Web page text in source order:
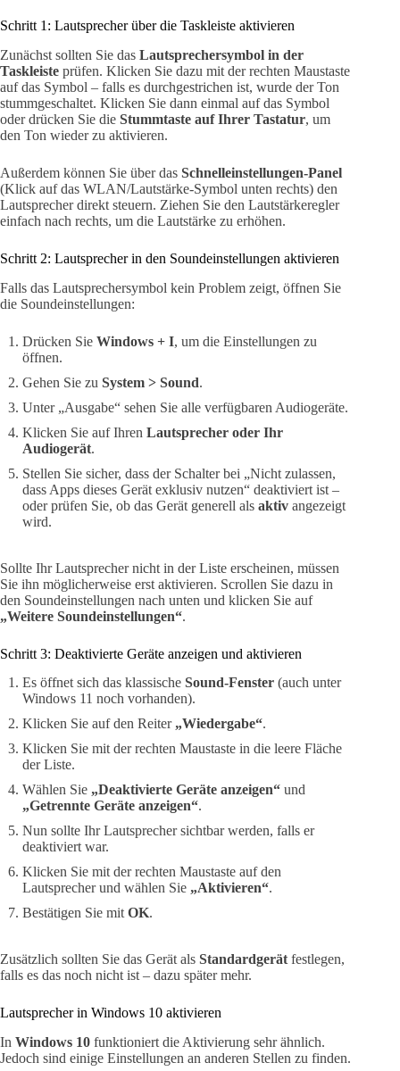
Schritt 1: Lautsprecher über die Taskleiste aktivieren
Zunächst sollten Sie das Lautsprechersymbol in der
Taskleiste prüfen. Klicken Sie dazu mit der rechten Maustaste
auf das Symbol – falls es durchgestrichen ist, wurde der Ton
stummgeschaltet. Klicken Sie dann einmal auf das Symbol
oder drücken Sie die Stummtaste auf Ihrer Tastatur, um
den Ton wieder zu aktivieren.
Außerdem können Sie über das Schnelleinstellungen-Panel
(Klick auf das WLAN/Lautstärke-Symbol unten rechts) den
Lautsprecher direkt steuern. Ziehen Sie den Lautstärkeregler
einfach nach rechts, um die Lautstärke zu erhöhen.
Schritt 2: Lautsprecher in den Soundeinstellungen aktivieren
Falls das Lautsprechersymbol kein Problem zeigt, öffnen Sie
die Soundeinstellungen:
Drücken Sie Windows + I, um die Einstellungen zu
öffnen.
Gehen Sie zu System > Sound.
Unter „Ausgabe“ sehen Sie alle verfügbaren Audiogeräte.
Klicken Sie auf Ihren Lautsprecher oder Ihr
Audiogerät.
Stellen Sie sicher, dass der Schalter bei „Nicht zulassen,
dass Apps dieses Gerät exklusiv nutzen“ deaktiviert ist –
oder prüfen Sie, ob das Gerät generell als aktiv angezeigt
wird.
Sollte Ihr Lautsprecher nicht in der Liste erscheinen, müssen
Sie ihn möglicherweise erst aktivieren. Scrollen Sie dazu in
den Soundeinstellungen nach unten und klicken Sie auf
„Weitere Soundeinstellungen“.
Schritt 3: Deaktivierte Geräte anzeigen und aktivieren
Es öffnet sich das klassische Sound-Fenster (auch unter
Windows 11 noch vorhanden).
Klicken Sie auf den Reiter „Wiedergabe“.
Klicken Sie mit der rechten Maustaste in die leere Fläche
der Liste.
Wählen Sie „Deaktivierte Geräte anzeigen“ und
„Getrennte Geräte anzeigen“.
Nun sollte Ihr Lautsprecher sichtbar werden, falls er
deaktiviert war.
Klicken Sie mit der rechten Maustaste auf den
Lautsprecher und wählen Sie „Aktivieren“.
Bestätigen Sie mit OK.
Zusätzlich sollten Sie das Gerät als Standardgerät festlegen,
falls es das noch nicht ist – dazu später mehr.
Lautsprecher in Windows 10 aktivieren
In Windows 10 funktioniert die Aktivierung sehr ähnlich.
Jedoch sind einige Einstellungen an anderen Stellen zu finden.